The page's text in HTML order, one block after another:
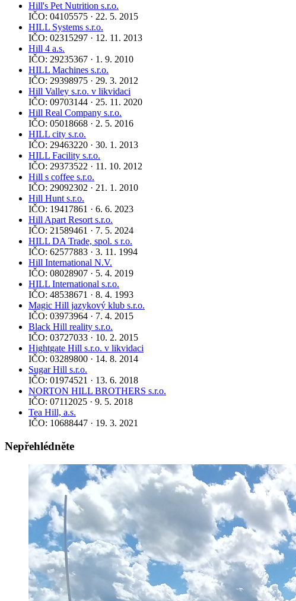
Hill's Pet Nutrition s.r.o.
IČO: 04105575 · 22. 5. 2015
HILL Systems s.r.o.
IČO: 02315297 · 12. 11. 2013
Hill 4 a.s.
IČO: 29235367 · 1. 9. 2010
HILL Machines s.r.o.
IČO: 29398975 · 29. 3. 2012
Hill Valley s.r.o. v likvidaci
IČO: 09703144 · 25. 11. 2020
Hill Real Company s.r.o.
IČO: 05018668 · 2. 5. 2016
HILL city s.r.o.
IČO: 29463220 · 30. 1. 2013
HILL Facility s.r.o.
IČO: 29373522 · 11. 10. 2012
Hill s coffee s.r.o.
IČO: 29092302 · 21. 1. 2010
Hill Hunt s.r.o.
IČO: 19417861 · 6. 6. 2023
Hill Apart Resort s.r.o.
IČO: 21589461 · 7. 5. 2024
HILL DA Trade, spol. s r.o.
IČO: 62577883 · 3. 11. 1994
Hill International N.V.
IČO: 08028907 · 5. 4. 2019
HILL International s.r.o.
IČO: 48538671 · 8. 4. 1993
Magic Hill jazykový klub s.r.o.
IČO: 03973964 · 7. 4. 2015
Black Hill reality s.r.o.
IČO: 03727033 · 10. 2. 2015
Hightgate Hill s.r.o. v likvidaci
IČO: 03289800 · 14. 8. 2014
Sugar Hill s.r.o.
IČO: 01974521 · 13. 6. 2018
NORTON HILL BROTHERS s.r.o.
IČO: 07112025 · 9. 5. 2018
Tea Hill, a.s.
IČO: 10688447 · 19. 3. 2021
Nepřehlédněte